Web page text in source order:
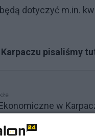
dotyczyć m.in.
pisaliśmy
w